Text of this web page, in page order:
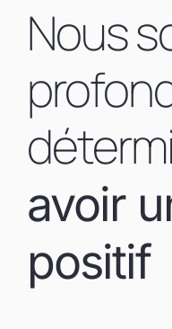
Nous
avoir
positif